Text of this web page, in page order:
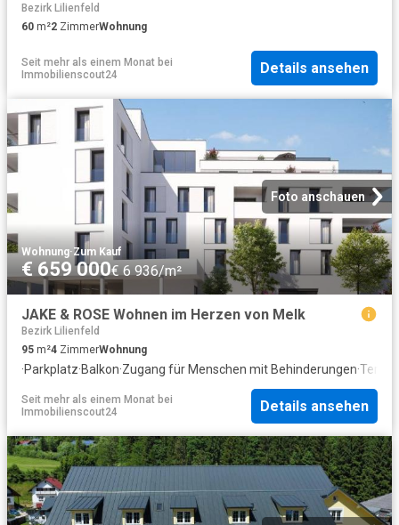
Bezirk Lilienfeld
60 m²2 ZimmerWohnung
Seit mehr als einem Monat bei
Immobilienscout24
Details ansehen
Foto anschauen
Wohnung·Zum Kauf
€ 659 000€ 6 936/m²
JAKE & ROSE Wohnen im Herzen von Melk
Bezirk Lilienfeld
95 m²4 ZimmerWohnung
·Parkplatz·Balkon·Zugang für Menschen mit Behinderungen·
Seit mehr als einem Monat bei
Immobilienscout24
Details ansehen